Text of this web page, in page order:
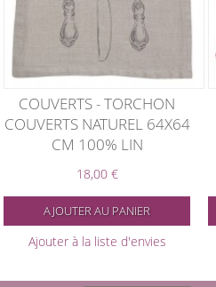
COUVERTS - TORCHON
COUVERTS NATUREL 64X64
CM 100% LIN
18,00 €
AJOUTER AU PANIER
Ajouter à la liste d'envies